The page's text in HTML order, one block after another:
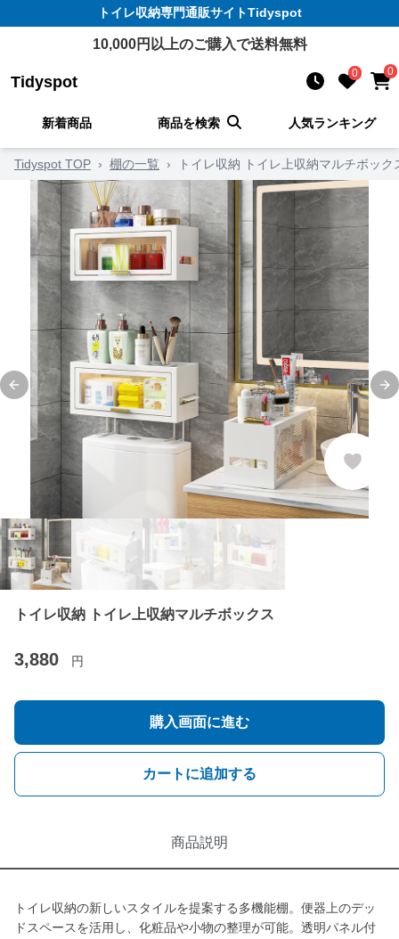
トイレ収納専門通販サイトTidyspot
10,000円以上のご購入で送料無料
Tidyspot 0 0
新着商品 商品を検索 人気ランキング
Tidyspot TOP › 棚の一覧 › トイレ収納 トイレ上収納マルチボック
Previous slide
トイレ収納 トイレ上収納マルチボックス
3,880 円
購入画面に進む
カートに追加する
商品説明
トイレ収納の新しいスタイルを提案する多機能棚。便器上のデッ
ドスペースを活用し、化粧品や小物の整理が可能。透明パネル付